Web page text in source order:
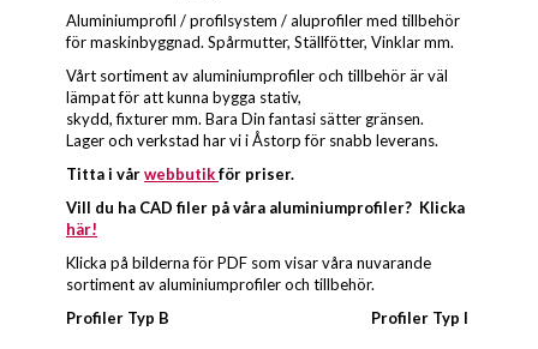
Aluminiumprofil / profilsystem / aluprofiler med tillbehör
för maskinbyggnad. Spårmutter, Ställfötter, Vinklar mm.
Vårt sortiment av aluminiumprofiler och tillbehör är väl
lämpat för att kunna bygga stativ,
skydd, fixturer mm. Bara Din fantasi sätter gränsen.
Lager och verkstad har vi i Åstorp för snabb leverans.
Titta i vårwebbutikför priser.
Vill du ha CAD filer på våra aluminiumprofiler? Klicka
här!
Klicka på bilderna för PDF som visar våra nuvarande
sortiment av aluminiumprofiler och tillbehör.
Profiler Typ B Profiler Typ I